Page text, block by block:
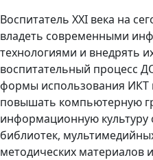
Воспитатель XXI века на
владеть современными
технологиями и внедрять
воспитательный процесс
формы использования ИКТ
повышать компьютерную
информационную
библиотек,
методических материалов